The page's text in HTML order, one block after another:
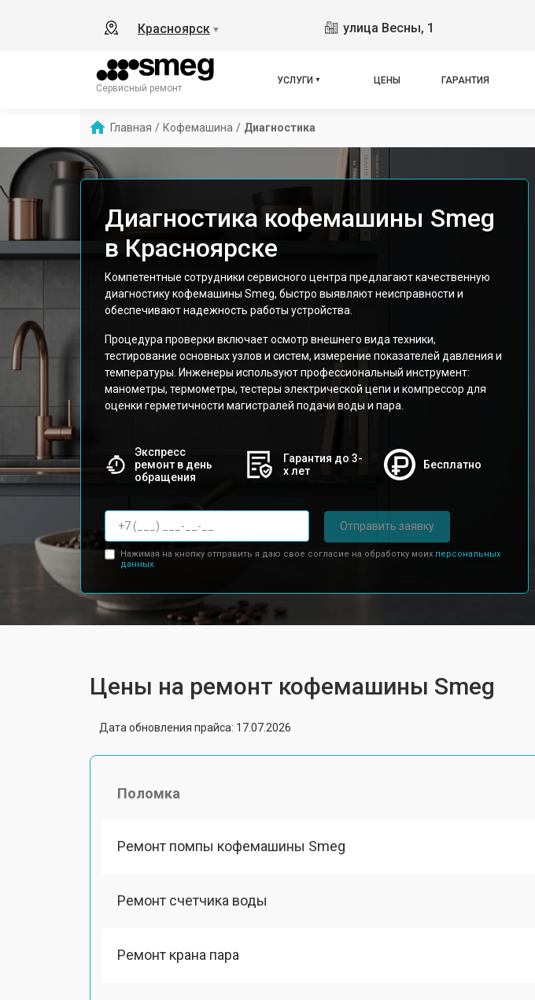
Красноярск ▼ улица Весны, 1
Сервисный ремонт
УСЛУГИ ЦЕНЫ ГАРАНТИЯ
Главная / Кофемашина / Диагностика
Диагностика кофемашины Smeg
в Красноярске
Компетентные сотрудники сервисного центра предлагают качественную
диагностику кофемашины Smeg, быстро выявляют неисправности и
обеспечивают надежность работы устройства.
Процедура проверки включает осмотр внешнего вида техники,
тестирование основных узлов и систем, измерение показателей давления и
температуры. Инженеры используют профессиональный инструмент:
манометры, термометры, тестеры электрической цепи и компрессор для
оценки герметичности магистралей подачи воды и пара.
Экспресс
ремонт в день
обращения
Гарантия до 3-
х лет
Бесплатно
Отправить заявку
Нажимая на кнопку отправить я даю свое согласие на обработку моих персональных
данных.
Цены на ремонт кофемашины Smeg
Дата обновления прайса: 17.07.2026
Поломка
Ремонт помпы кофемашины Smeg
Ремонт счетчика воды
Ремонт крана пара